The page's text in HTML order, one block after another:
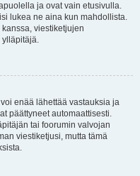
ja ovat vain etusivulla.
lukea ne aina kun mahdollista.
viestiketjujen
ylläpitäjä.
enää lähettää vastauksia ja
päättyneet automaattisesti.
tai foorumin valvojan
viestiketjusi, mutta tämä